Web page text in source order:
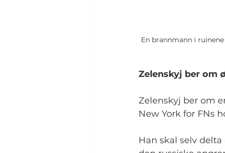
En brannmann i
Zelenskyj ber om
Zelenskyj ber om
New York for FNs
Han skal selv